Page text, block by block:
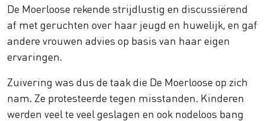
De Moerloose rekende strijdlustig en discussiërend
af met geruchten over haar jeugd en huwelijk, en gaf
andere vrouwen advies op basis van haar eigen
ervaringen.
Zuivering was dus de taak die De Moerloose op zich
nam. Ze protesteerde tegen misstanden. Kinderen
werden veel te veel geslagen en ook nodeloos bang